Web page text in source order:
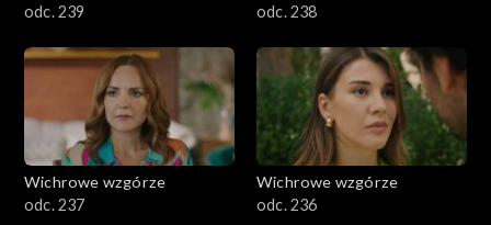
odc. 239
odc. 238
Wichrowe wzgórze
odc. 237
Wichrowe wzgórze
odc. 236